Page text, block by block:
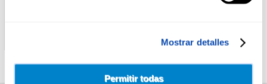
Mostrar detalles
Permitir todas
ALTEZA PACK-2U